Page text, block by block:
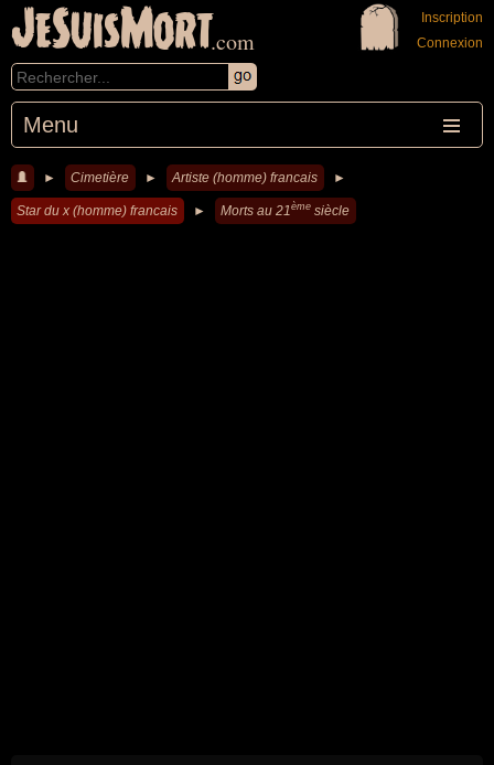
JeSuisMort.com
Menu
Inscription
Connexion
► Cimetière ► Artiste (homme) francais ►
Star du x (homme) francais ► Morts au 21ème siècle